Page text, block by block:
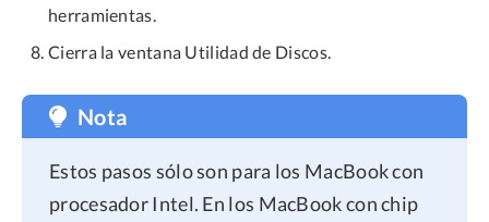
herramientas.
Cierra la ventana Utilidad de Discos.
Nota
Estos pasos sólo son para los MacBook con
procesador Intel. En los MacBook con chip